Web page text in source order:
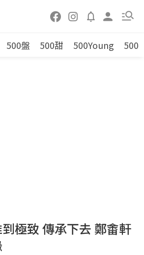
500盤 500甜 500Young 500
到極致 傳承下去 鄭畬軒